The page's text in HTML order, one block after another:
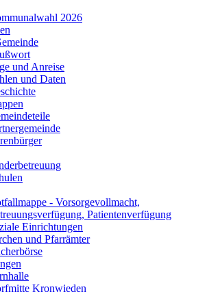
2026
und Anreise
und Daten
- Vorsorgevollmacht,
Patientenverfügung
Einrichtungen
und Pfarrämter
Kronwieden